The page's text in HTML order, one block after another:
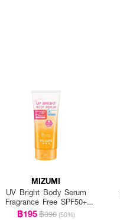
MIZUMI
UV Bright Body Serum
Fragrance Free SPF50+
PA++++
฿195฿390 (50%)